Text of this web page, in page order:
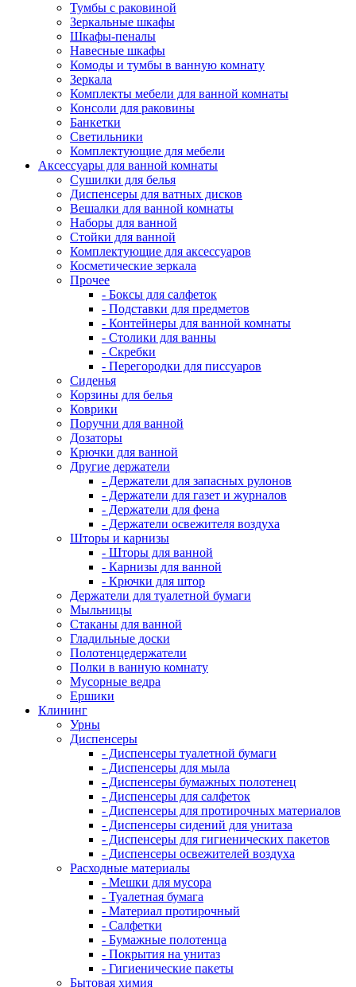
Тумбы с раковиной
Зеркальные шкафы
Шкафы-пеналы
Навесные шкафы
Комоды и тумбы в ванную комнату
Зеркала
Комплекты мебели для ванной комнаты
Консоли для раковины
Банкетки
Светильники
Комплектующие для мебели
Аксессуары для ванной комнаты
Сушилки для белья
Диспенсеры для ватных дисков
Вешалки для ванной комнаты
Наборы для ванной
Стойки для ванной
Комплектующие для аксессуаров
Косметические зеркала
Прочее
- Боксы для салфеток
- Подставки для предметов
- Контейнеры для ванной комнаты
- Столики для ванны
- Скребки
- Перегородки для писсуаров
Сиденья
Корзины для белья
Коврики
Поручни для ванной
Дозаторы
Крючки для ванной
Другие держатели
- Держатели для запасных рулонов
- Держатели для газет и журналов
- Держатели для фена
- Держатели освежителя воздуха
Шторы и карнизы
- Шторы для ванной
- Карнизы для ванной
- Крючки для штор
Держатели для туалетной бумаги
Мыльницы
Стаканы для ванной
Гладильные доски
Полотенцедержатели
Полки в ванную комнату
Мусорные ведра
Ершики
Клининг
Урны
Диспенсеры
- Диспенсеры туалетной бумаги
- Диспенсеры для мыла
- Диспенсеры бумажных полотенец
- Диспенсеры для салфеток
- Диспенсеры для протирочных материалов
- Диспенсеры сидений для унитаза
- Диспенсеры для гигиенических пакетов
- Диспенсеры освежителей воздуха
Расходные материалы
- Мешки для мусора
- Туалетная бумага
- Материал протирочный
- Салфетки
- Бумажные полотенца
- Покрытия на унитаз
- Гигиенические пакеты
Бытовая химия